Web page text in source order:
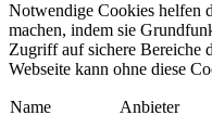
Notwendige Cookies helfen
machen, indem sie
Zugriff auf sichere Bereiche
Webseite kann ohne diese
Name Anbieter